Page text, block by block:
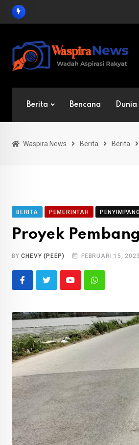
Skip
Berita Bencana Dunia
Waspira News Berita Berita
BERITA PEMERINTAH
Proyek
BYCHEVY (PEEP) FEBRUARI 15, 2023
YoutubeWhatsapp